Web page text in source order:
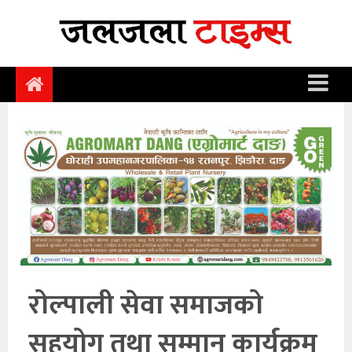
समाचार
समाज
राजनीति
आर्थिक
अन्तर्वार्ता
विचार
साहित्य/
सूचना
रोल्पाली सेवा समाजको